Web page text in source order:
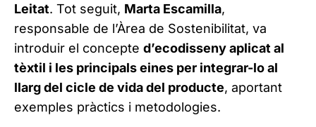
Leitat. Tot seguit, Marta Escamilla,
responsable de l’Àrea de Sostenibilitat, va
introduir el concepte d’ecodisseny aplicat al
tèxtil i les principals eines per integrar-lo al
llarg del cicle de vida del producte, aportant
exemples pràctics i metodologies.